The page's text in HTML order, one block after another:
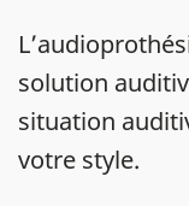
solution
situation
votre style.